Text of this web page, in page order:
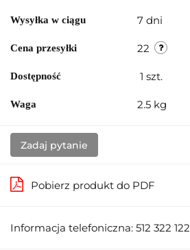
Wysyłka w ciągu 7 dni
Cena przesyłki 22
Dostępność 1 szt.
Waga 2.5 kg
Zadaj pytanie
Pobierz produkt do PDF
Informacja telefoniczna: 512 322 122